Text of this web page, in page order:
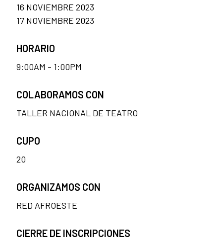
16 NOVIEMBRE 2023
17 NOVIEMBRE 2023
HORARIO
9:00AM - 1:00PM
COLABORAMOS CON
TALLER NACIONAL DE TEATRO
CUPO
20
ORGANIZAMOS CON
RED AFROESTE
CIERRE DE INSCRIPCIONES